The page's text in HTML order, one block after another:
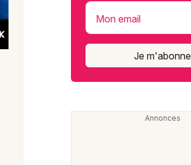
Mon email
Je m'abonne